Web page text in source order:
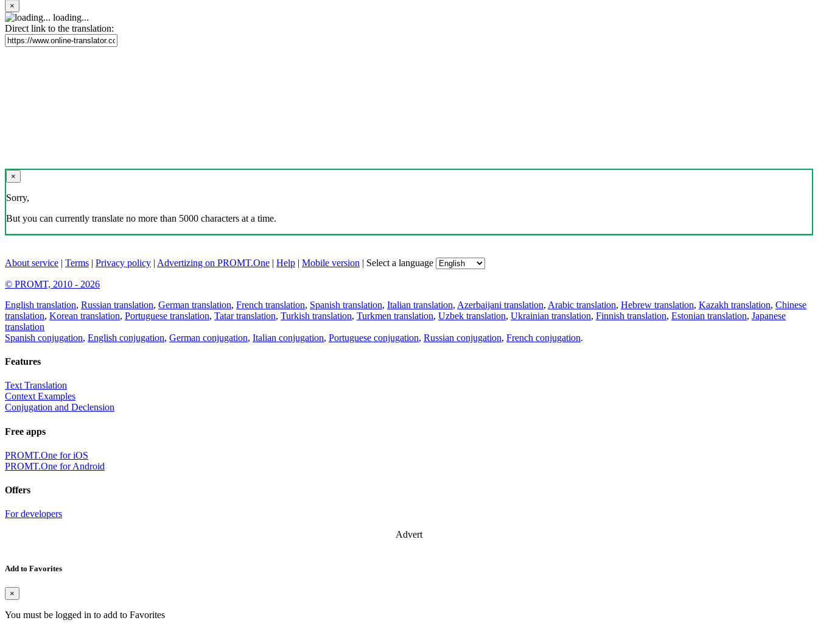
×
loading...
Direct link to the translation:
×
Sorry,
But you can currently translate no more than 5000 characters at a time.
About service | Terms | Privacy policy | Advertizing on PROMT.One | Help | Mobile version | Select a language
© PROMT, 2010 - 2026
English translation, Russian translation, German translation, French translation, Spanish translation, Italian translation, Azerbaijani translation, Arabic translation, Hebrew translation, Kazakh translation, Chinese
translation, Korean translation, Portuguese translation, Tatar translation, Turkish translation, Turkmen translation, Uzbek translation, Ukrainian translation, Finnish translation, Estonian translation, Japanese
translation
Spanish conjugation, English conjugation, German conjugation, Italian conjugation, Portuguese conjugation, Russian conjugation, French conjugation.
Features
Text Translation
Context Examples
Conjugation and Declension
Free apps
PROMT.One for iOS
PROMT.One for Android
Offers
For developers
Advert
Add to Favorites
×
You must be logged in to add to Favorites